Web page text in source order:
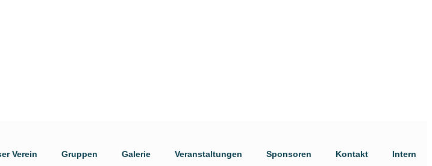
Verein Gruppen Galerie Veranstaltungen Sponsoren Kontakt Intern